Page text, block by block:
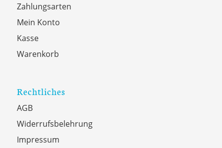
Zahlungsarten
Mein Konto
Kasse
Warenkorb
Rechtliches
AGB
Widerrufsbelehrung
Impressum